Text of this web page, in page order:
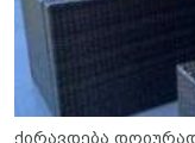
ქირავდება